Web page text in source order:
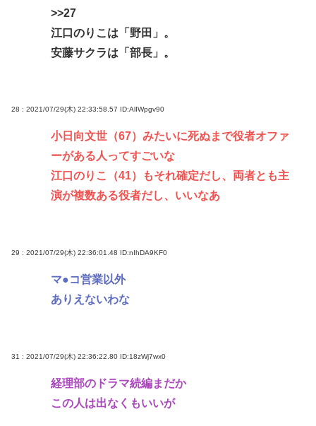
>>27
江口のりこは「野田」。
安藤サクラは「部長」。
28 : 2021/07/29(木) 22:33:58.57 ID:AlIWpgv90
小日向文世（67）みたいに死ぬまで役者オファ
ーがある人ってすごいな
江口のりこ（41）もそれ確定だし、両者とも主
演が複数ある役者だし、いいなあ
29 : 2021/07/29(木) 22:36:01.48 ID:nIhDA9KF0
マ●コ営業以外
ありえないわな
31 : 2021/07/29(木) 22:36:22.80 ID:18zWj7wx0
経理部のドラマ続編まだか
この人は出なくもいいが